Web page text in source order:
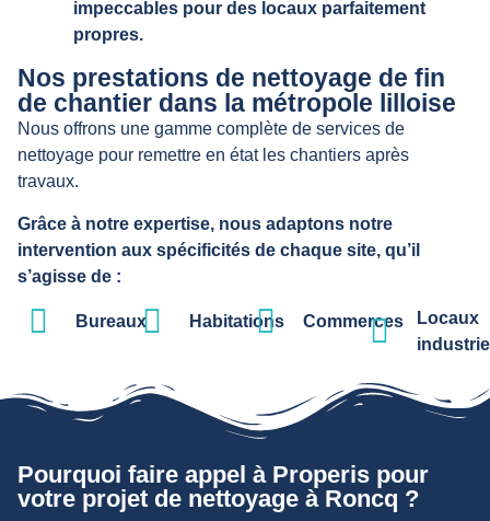
impeccables pour des locaux parfaitement
propres.
Nos prestations de nettoyage de fin
de chantier dans la métropole lilloise
Nous offrons une gamme complète de services de
nettoyage pour remettre en état les chantiers après
travaux.
Grâce à notre expertise, nous adaptons notre
intervention aux spécificités de chaque site, qu’il
s’agisse de :
Bureaux Habitations Commerces
Locaux
Pourquoi faire appel à Properis pour
votre projet de nettoyage à Roncq ?